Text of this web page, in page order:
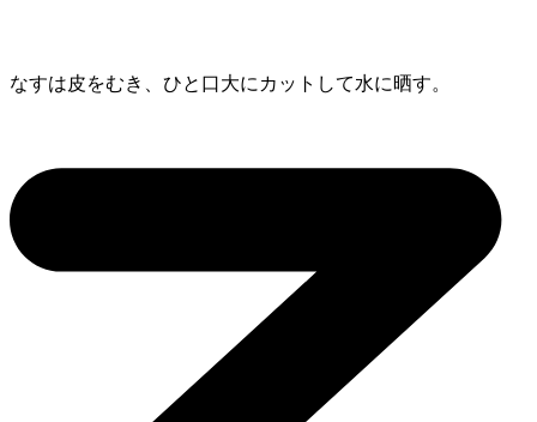
なすは皮をむき、ひと口大にカットして水に晒す。